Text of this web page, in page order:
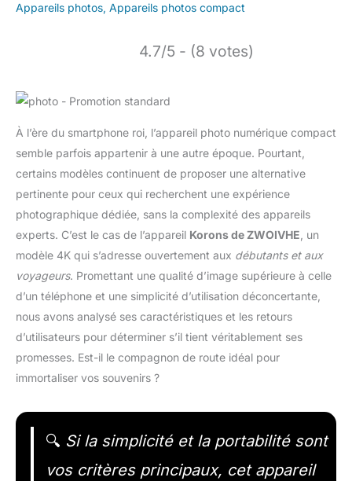
Appareils photos, Appareils photos compact
4.7/5 - (8 votes)
À l’ère du smartphone roi, l’appareil photo numérique compact
semble parfois appartenir à une autre époque. Pourtant,
certains modèles continuent de proposer une alternative
pertinente pour ceux qui recherchent une expérience
photographique dédiée, sans la complexité des appareils
experts. C’est le cas de l’appareil Korons de ZWOIVHE , un
modèle 4K qui s’adresse ouvertement aux débutants et aux
voyageurs. Promettant une qualité d’image supérieure à celle
d’un téléphone et une simplicité d’utilisation déconcertante,
nous avons analysé ses caractéristiques et les retours
d’utilisateurs pour déterminer s’il tient véritablement ses
promesses. Est-il le compagnon de route idéal pour
immortaliser vos souvenirs ?
🔍 Si la simplicité et la portabilité sont
vos critères principaux, cet appareil